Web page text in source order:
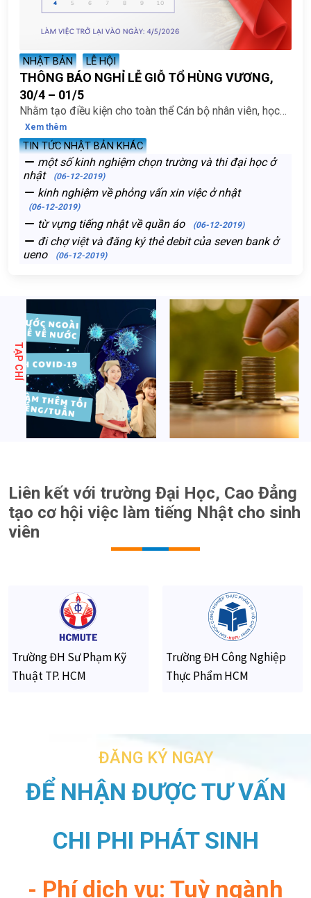
TẠP CHÍ
Liên kết với trường Đại Học, Cao Đẳng
tạo cơ hội việc làm tiếng Nhật cho sinh
Trường ĐH Sư Phạm Kỹ
Thuật TP. HCM
Trường ĐH Công Nghiệp
Thực Phẩm HCM
ĐĂNG KÝ NGAY
ĐỂ NHẬN ĐƯỢC TƯ VẤN
CHI PHI PHÁT SINH
- Phí dịch vụ: Tuỳ ngành
nghề 0 vnđ đến 2 tháng
- Phí đào tạo sơ cấp:
5,900,000 vnđ
ĐĂNG KÝ NGAY